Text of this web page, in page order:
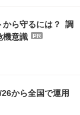
から守るには？ 調
機意識
PR
26から全国で運用